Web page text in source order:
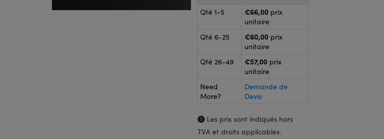
Qté 1-5 €66,00 prix
unitaire
Qté 6-25
€60,00 prix
unitaire
Qté 26-49
€57,00 prix
unitaire
Need
More?
Demande de
Devis
Les prix sont indiqués hors
TVA et droits applicables.